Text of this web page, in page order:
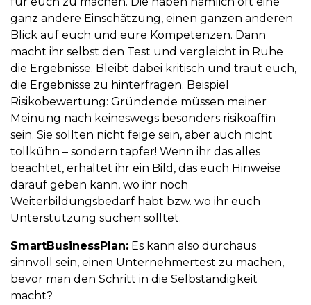
ganz andere Einschätzung, einen ganzen anderen
Blick auf euch und eure Kompetenzen. Dann
macht ihr selbst den Test und vergleicht in Ruhe
die Ergebnisse. Bleibt dabei kritisch und traut euch,
die Ergebnisse zu hinterfragen. Beispiel
Risikobewertung: Gründende müssen meiner
Meinung nach keineswegs besonders risikoaffin
sein. Sie sollten nicht feige sein, aber auch nicht
tollkühn – sondern tapfer! Wenn ihr das alles
beachtet, erhaltet ihr ein Bild, das euch Hinweise
darauf geben kann, wo ihr noch
Weiterbildungsbedarf habt bzw. wo ihr euch
Unterstützung suchen solltet.
SmartBusinessPlan: Es kann also durchaus
sinnvoll sein, einen Unternehmertest zu machen,
bevor man den Schritt in die Selbständigkeit
macht?